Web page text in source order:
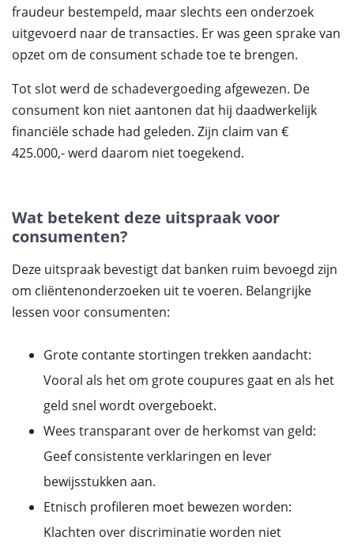
fraudeur bestempeld, maar slechts een onderzoek
uitgevoerd naar de transacties. Er was geen sprake van
opzet om de consument schade toe te brengen.
Tot slot werd de schadevergoeding afgewezen. De
consument kon niet aantonen dat hij daadwerkelijk
financiële schade had geleden. Zijn claim van €
425.000,- werd daarom niet toegekend.
Wat betekent deze uitspraak voor
consumenten?
Deze uitspraak bevestigt dat banken ruim bevoegd zijn
om cliëntenonderzoeken uit te voeren. Belangrijke
lessen voor consumenten:
Grote contante stortingen trekken aandacht:
Vooral als het om grote coupures gaat en als het
geld snel wordt overgeboekt.
Wees transparant over de herkomst van geld:
Geef consistente verklaringen en lever
bewijsstukken aan.
Etnisch profileren moet bewezen worden:
Klachten over discriminatie worden niet